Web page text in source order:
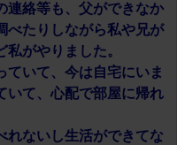
連絡等も、父ができなか
べたりしながら私や兄が
がやりました。
ていて、今は自宅にいま
いて、心配で部屋に帰れ
れないし生活ができてな